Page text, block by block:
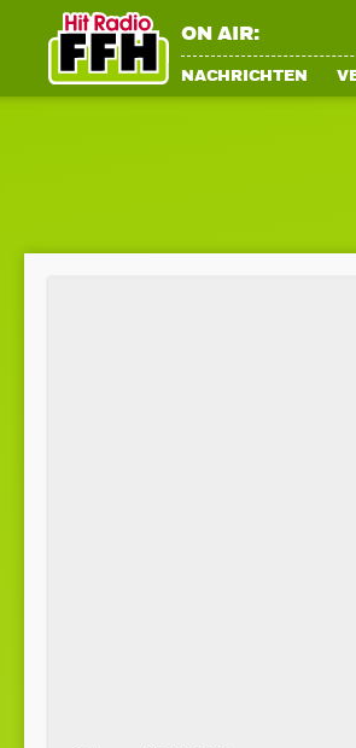
ON AIR:
NACHRICHTEN